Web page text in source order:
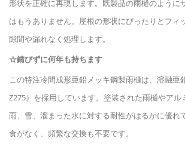
形状を正確に再現します。既製品の雨樋のように
はもうありません。屋根の形状にぴったりとフィ
隙間や漏れなく処理します。
☆錆びずに何年も持ちます
この特注冷間成形亜鉛メッキ鋼製雨樋は、溶融亜
Z275）を採用しています。塗装された雨樋やアル
雨、雪、溜まった水に対する耐性がはるかに優れ
食がなく、頻繁な交換も不要です。